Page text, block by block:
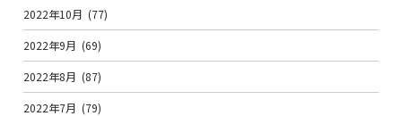
2022年10月 (77)
2022年9月 (69)
2022年8月 (87)
2022年7月 (79)